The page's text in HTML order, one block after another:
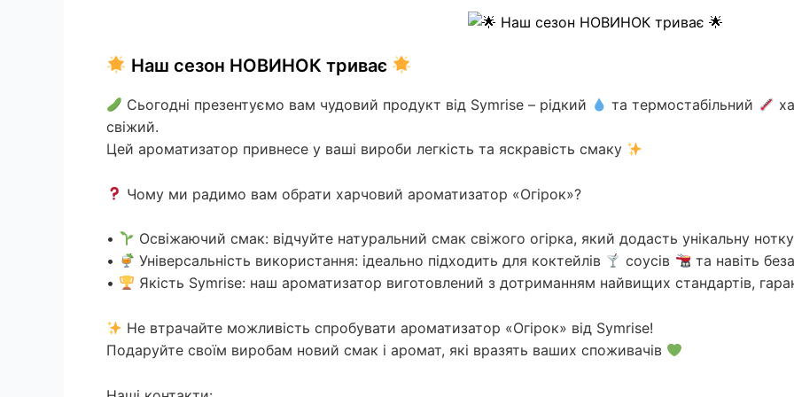
Наш сезон НОВИНОК триває
Сьогодні презентуємо вам чудовий продукт від Symrise – рідкий та термостабільний
свіжий.
Цей ароматизатор привнесе у ваші вироби легкість та яскравість смаку
Чому ми радимо вам обрати харчовий ароматизатор «Огірок»?
•
Освіжаючий смак: відчуйте натуральний смак свіжого огірка, який додасть унікальну нотку
•
Універсальність використання: ідеально підходить для коктейлів соусів
та навіть
•
Якість Symrise: наш ароматизатор виготовлений з дотриманням найвищих стандартів,
Не втрачайте можливість спробувати ароматизатор «Огірок» від Symrise!
Подаруйте своїм виробам новий смак і аромат, які вразять ваших споживачів